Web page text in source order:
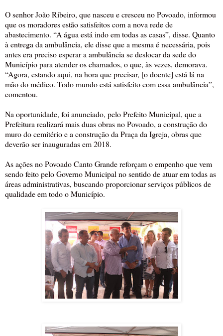
O senhor João Ribeiro, que nasceu e cresceu no Povoado, informou
que os moradores estão satisfeitos com a nova rede de
abastecimento. “A água está indo em todas as casas”, disse. Quanto
à entrega da ambulância, ele disse que a mesma é necessária, pois
antes era preciso esperar a ambulância se deslocar da sede do
Município para atender os chamados, o que, às vezes, demorava.
“Agora, estando aqui, na hora que precisar, [o doente] está lá na
mão do médico. Todo mundo está satisfeito com essa ambulância”,
comentou.
Na oportunidade, foi anunciado, pelo Prefeito Municipal, que a
Prefeitura realizará mais duas obras no Povoado, a construção do
muro do cemitério e a construção da Praça da Igreja, obras que
deverão ser inauguradas em 2018.
As ações no Povoado Canto Grande reforçam o empenho que vem
sendo feito pelo Governo Municipal no sentido de atuar em todas as
áreas administrativas, buscando proporcionar serviços públicos de
qualidade em todo o Município.